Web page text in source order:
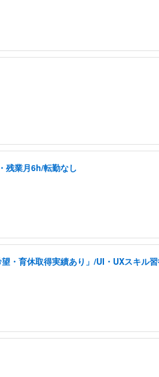
残業月6h/転勤なし
・育休取得実績あり」/UI・UXスキル